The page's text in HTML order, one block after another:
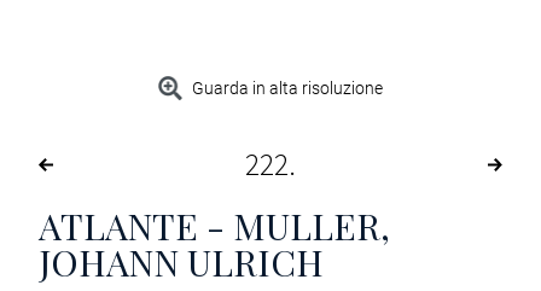
Guarda in alta risoluzione
222
ATLANTE - MULLER,
JOHANN ULRICH